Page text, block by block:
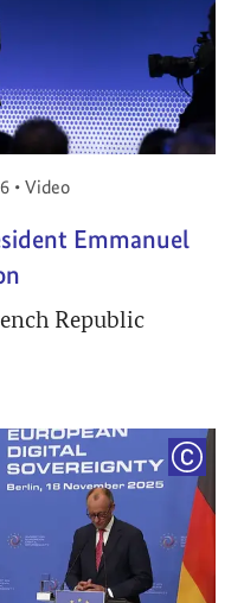
am:
• Video
Emmanuel
Republic